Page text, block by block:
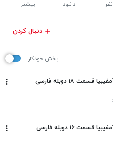
نظر دانلود بیشتر
دنبال کردن
پخش خودکار
قسمت ۱۸ دوبله فارسی
قسمت ۱۶ دوبله فارسی